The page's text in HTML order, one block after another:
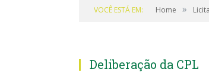
VOCÊ ESTÁ EM: Home »
Deliberação da CPL